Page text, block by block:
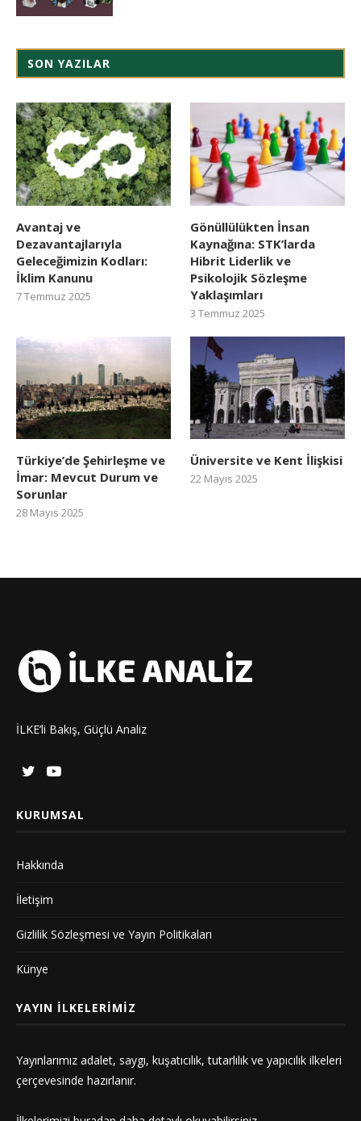
SON YAZILAR
Avantaj ve
Dezavantajlarıyla
Geleceğimizin Kodları:
İklim Kanunu
7 Temmuz 2025
Gönüllülükten İnsan
Kaynağına: STK’larda
Hibrit Liderlik ve
Psikolojik Sözleşme
Yaklaşımları
3 Temmuz 2025
Türkiye’de Şehirleşme ve
İmar: Mevcut Durum ve
Sorunlar
28 Mayıs 2025
Üniversite ve Kent İlişkisi
22 Mayıs 2025
İLKE’li Bakış, Güçlü Analiz
KURUMSAL
Hakkında
İletişim
Gizlilik Sözleşmesi ve Yayın Politikaları
Künye
YAYIN İLKELERIMIZ
Yayınlarımız adalet, saygı, kuşatıcılık, tutarlılık ve yapıcılık ilkeleri
çerçevesinde hazırlanır.